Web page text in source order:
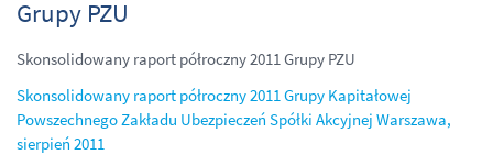
Grupy PZU
Skonsolidowany raport półroczny 2011 Grupy PZU
Skonsolidowany raport półroczny 2011 Grupy Kapitałowej
Powszechnego Zakładu Ubezpieczeń Spółki Akcyjnej Warszawa,
sierpień 2011